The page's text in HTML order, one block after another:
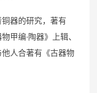
器的研究，著有
甲编·陶器》上辑、
他人合著有《古器物